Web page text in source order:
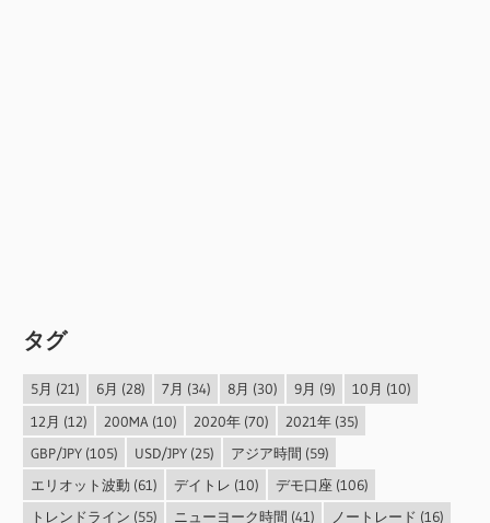
タグ
5月 (21) 6月 (28) 7月 (34) 8月 (30) 9月 (9) 10月 (10)
12月 (12) 200MA (10) 2020年(70) 2021年(35)
GBP/JPY(105) USD/JPY(25) アジア時間 (59)
エリオット波動 (61) デイトレ (10) デモ口座 (106)
トレンドライン (55) ニューヨーク時間 (41) ノートレード (16)